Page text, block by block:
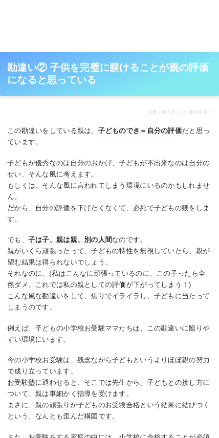
勘違い② 子供を完璧に躾けることが親の評価
になると思っている
完璧に躾けることが親の評価？
この勘違いをしている親は、 子どものでき＝自分の評価だと思っ
ています。
子どもが優秀なのは自分のおかげ、子どもが不出来なのは自分の
せい、そんな風に考えます。
もしくは、そんな風に言われてしまう環境にいるのかもしれませ
ん。
だから、自分の評価を下げたくなくて、必死で子どもの躾をしま
す。
でも、 子は子、親は親、別の人間なのです。
親がいくら頑張ったって、子どもの特性を無視していたら、親が
望む結果は得られないでしょう。
それなのに、(私はこんなに頑張っているのに、この子ったら全
然ダメ。これでは私の親としての評価が下がってしまう！)
こんな風な勘違いをして、焦りでイライラし、子どもに当たって
しまうのです。
例えば、子どもの小学校お受験ママたちは、この勘違いに陥りや
すい環境にいます。
今の小学校お受験は、残念ながら子どもというよりほぼ親の努力
で成り立っています。
お受験塾に通わせると、そこでは先生から、子どもとの接し方に
ついて、親は事細かく指導を受けます。
まさに、親の頑張りが子どものお受験合格という結果に結びつく
という、なんとも歪んだ構図です。